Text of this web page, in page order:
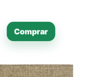
Comprar